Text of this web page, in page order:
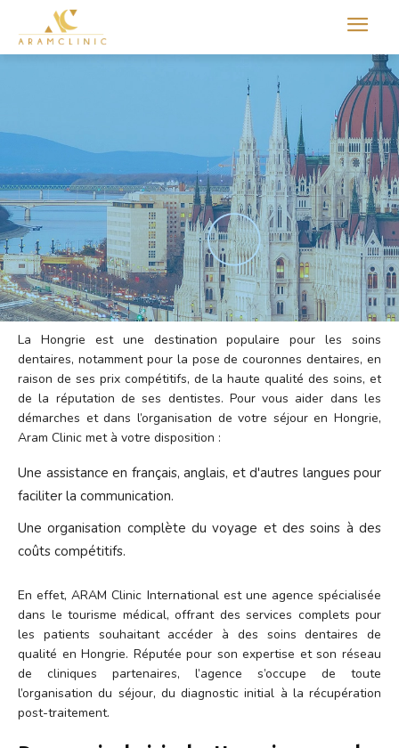
Aram international
La Hongrie est une destination populaire pour les soins
dentaires, notamment pour la pose de couronnes dentaires, en
raison de ses prix compétitifs, de la haute qualité des soins, et
de la réputation de ses dentistes. Pour vous aider dans les
démarches et dans l’organisation de votre séjour en Hongrie,
Aram Clinic met à votre disposition :
Une assistance en français, anglais, et d'autres langues pour
faciliter la communication.
Une organisation complète du voyage et des soins à des
coûts compétitifs.
En effet, ARAM Clinic International est une agence spécialisée
dans le tourisme médical, offrant des services complets pour
les patients souhaitant accéder à des soins dentaires de
qualité en Hongrie. Réputée pour son expertise et son réseau
de cliniques partenaires, l’agence s’occupe de toute
l’organisation du séjour, du diagnostic initial à la récupération
post-traitement.